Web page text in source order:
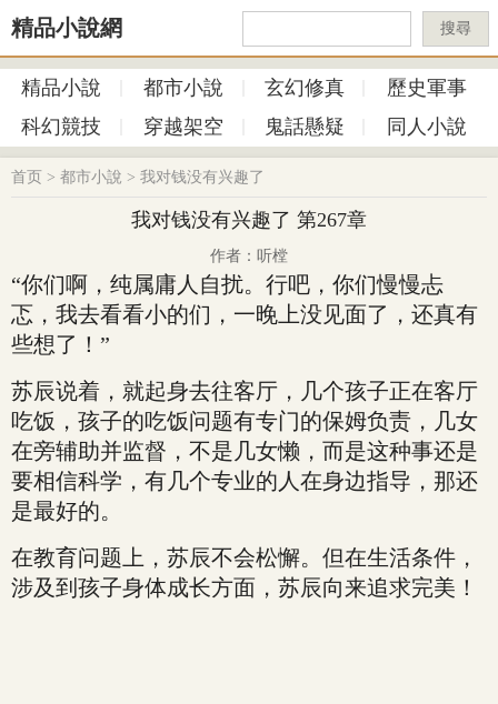
精品小說網 搜尋
精品小說 都市小說 玄幻修真
歷史軍事
科幻競技
穿越架空 鬼話懸疑 同人小說
首页 > 都市小說 > 我对钱没有兴趣了
我对钱没有兴趣了 第267章
作者：听樘
“你们啊，纯属庸人自扰。行吧，你们慢慢忐
忑，我去看看小的们，一晚上没见面了，还真有
些想了！”
苏辰说着，就起身去往客厅，几个孩子正在客厅
吃饭，孩子的吃饭问题有专门的保姆负责，几女
在旁辅助并监督，不是几女懒，而是这种事还是
要相信科学，有几个专业的人在身边指导，那还
是最好的。
在教育问题上，苏辰不会松懈。但在生活条件，
涉及到孩子身体成长方面，苏辰向来追求完美！